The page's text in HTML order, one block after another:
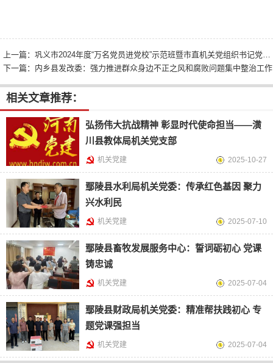
上一篇： 巩义市2024年度“万名党员进党校”示范班暨市直机关党组织书记党建业务培训班开班
下一篇： 内乡县发改委：强力推进群众身边不正之风和腐败问题集中整治工作
相关文章推荐：
弘扬伟大抗战精神 彰显时代使命担当——潢
川县教体局机关党支部
机关党建 2025-10-27
鄢陵县水利局机关党委：传承红色基因 聚力
兴水利民
机关党建 2025-07-10
鄢陵县畜牧发展服务中心：誓词砺初心 党课
铸忠诚
机关党建 2025-07-04
鄢陵县财政局机关党委：精准帮扶践初心 专
题党课强担当
机关党建 2025-07-04